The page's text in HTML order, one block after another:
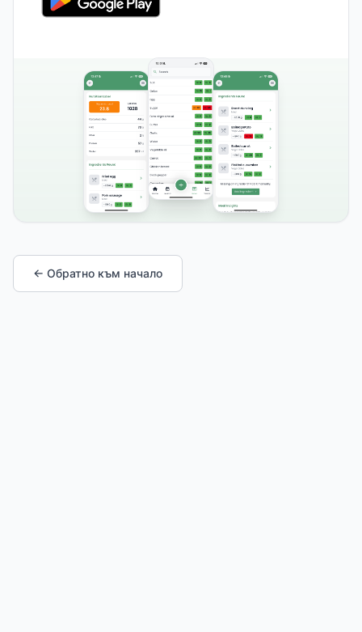
← Обратно към начало